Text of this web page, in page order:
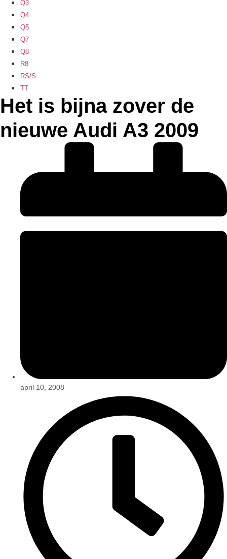
Q3
Q4
Q5
Q7
Q8
R8
RS/S
TT
Het is bijna zover de
nieuwe Audi A3 2009
april 10, 2008